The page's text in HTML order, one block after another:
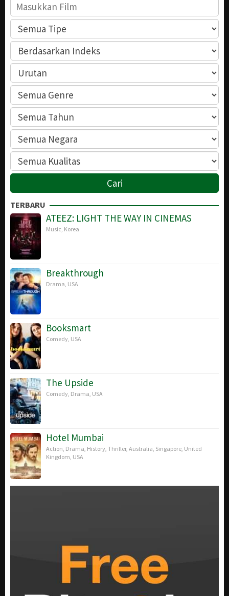
TERBARU
ATEEZ: LIGHT THE WAY IN CINEMAS
Music Korea
Breakthrough
Drama USA
Booksmart
Comedy USA
The Upside
Comedy Drama USA
Hotel Mumbai
Action Drama History Thriller, Australia Singapore United
Kingdom USA